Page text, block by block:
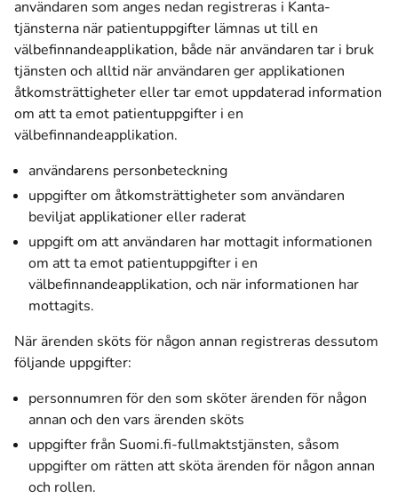
användaren som anges nedan registreras i Kanta-
tjänsterna när patientuppgifter lämnas ut till en
välbefinnandeapplikation, både när användaren tar i bruk
tjänsten och alltid när användaren ger applikationen
åtkomsträttigheter eller tar emot uppdaterad information
om att ta emot patientuppgifter i en
välbefinnandeapplikation.
användarens personbeteckning
uppgifter om åtkomsträttigheter som användaren
beviljat applikationer eller raderat
uppgift om att användaren har mottagit informationen
om att ta emot patientuppgifter i en
välbefinnandeapplikation, och när informationen har
mottagits.
När ärenden sköts för någon annan registreras dessutom
följande uppgifter:
personnumren för den som sköter ärenden för någon
annan och den vars ärenden sköts
uppgifter från Suomi.fi-fullmaktstjänsten, såsom
uppgifter om rätten att sköta ärenden för någon annan
och rollen.